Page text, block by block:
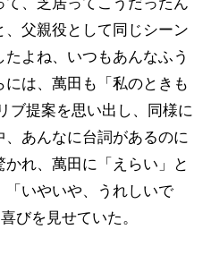
父親役として同じシーン
よね、いつもあんなふう
は、萬田も「私のときも
ブ提案を思い出し、同様に
あんなに台詞があるのに
れ、萬田に「えらい」と
いやいや、うれしいで
びを見せていた。